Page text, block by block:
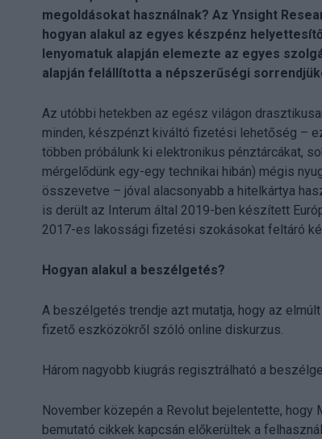
megoldásokat használnak? Az Ynsight
hogyan alakul az egyes készpénz
lenyomatuk alapján elemezte az egyes
alapján felállította a népszerűségi
Az utóbbi hetekben az egész világon
minden, készpénzt kiváltó fizetési lehetőség –
többen próbálunk ki elektronikus pénztárcákat,
mérgelődünk egy-egy technikai hibán) mégis
összevetve – jóval alacsonyabb a hitelkártya
is derült az Interum által 2019-ben készített
2017-es lakossági fizetési szokásokat feltáró
Hogyan alakul a beszélgetés?
A beszélgetés trendje azt mutatja, hogy az
fizető eszközökről szóló online diskurzus.
Három nagyobb kiugrás regisztrálható a
November közepén a Revolut bejelentette,
bemutató cikkek kapcsán előkerültek a